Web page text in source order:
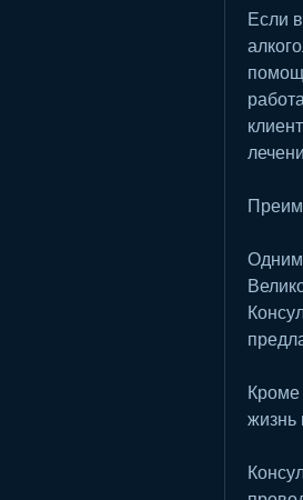
Если
Одним
Кроме
жизнь